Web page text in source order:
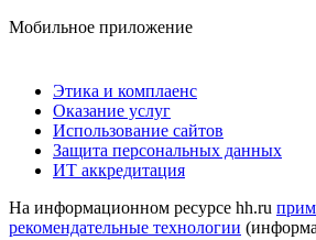
Мобильное приложение
Этика и комплаенс
Оказание услуг
Использование сайтов
Защита персональных данных
ИТ аккредитация
На информационном ресурсе hh.ru
рекомендательные технологии